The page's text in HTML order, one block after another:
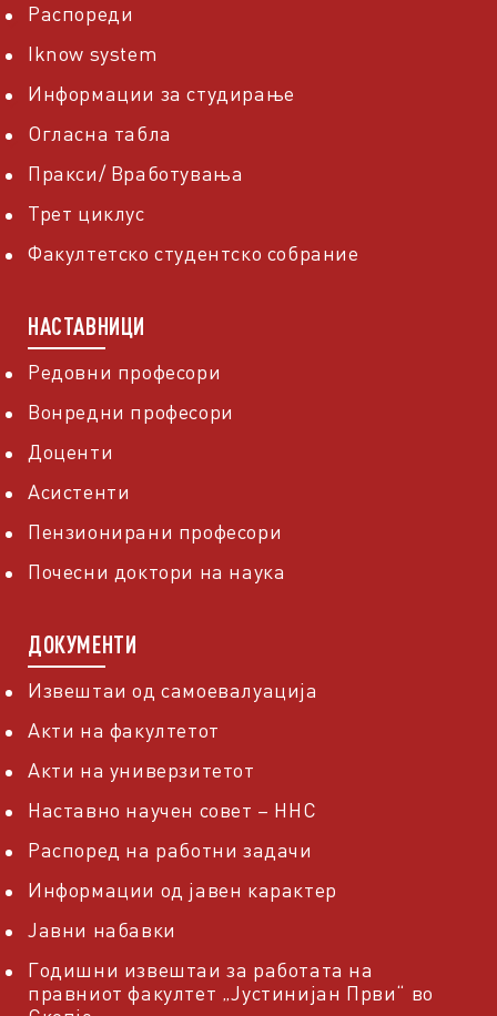
Распореди
Iknow system
Информации за студирање
Огласна табла
Пракси/ Вработувања
Трет циклус
Факултетско студентско собрание
НАСТАВНИЦИ
Редовни професори
Вонредни професори
Доценти
Асистенти
Пензионирани професори
Почесни доктори на наука
ДОКУМЕНТИ
Извештаи од самоевалуација
Акти на факултетот
Акти на универзитетот
Наставно научен совет – ННС
Распоред на работни задачи
Информации од јавен карактер
Јавни набавки
Годишни извештаи за работата на
правниот факултет „Јустинијан Први“ во